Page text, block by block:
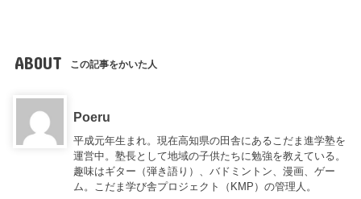
ABOUT この記事をかいた人
Poeru
平成元年生まれ。現在高知県の田舎にあるこだま進学塾を
運営中。塾長として地域の子供たちに勉強を教えている。
趣味はギター（弾き語り）、バドミントン、漫画、ゲー
ム。こだま学び舎プロジェクト（KMP）の管理人。